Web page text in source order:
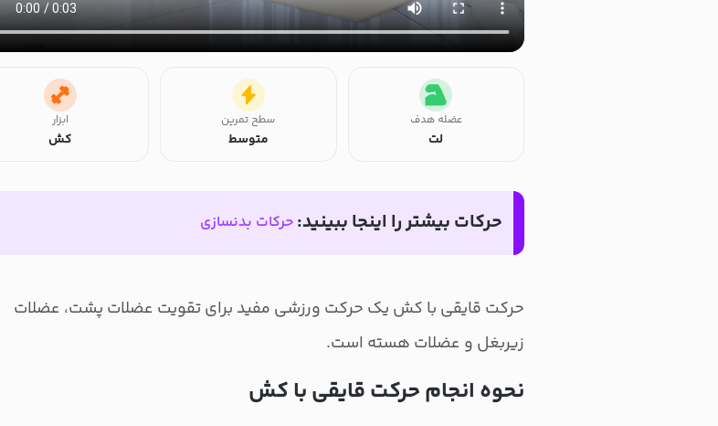
عضله هدف
لت
سطح تمرین
متوسط
ابزار
کش
حرکات بیشتر را اینجا ببینید: حرکات بدنسازی
حرکت قایقی با کش یک حرکت ورزشی مفید برای تقویت عضلات پشت، عضلات
زیربغل و عضلات هسته است.
نحوه انجام حرکت قایقی با کش